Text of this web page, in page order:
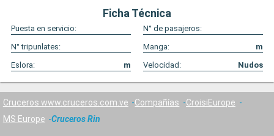
Ficha Técnica
Puesta en servicio:
N° de pasajeros:
N° tripunlates:
Manga:
m
Eslora:
m Velocidad: Nudos
Cruceros www.cruceros.com.ve Compañías
CroisiEurope
MS Europe
Cruceros Rin